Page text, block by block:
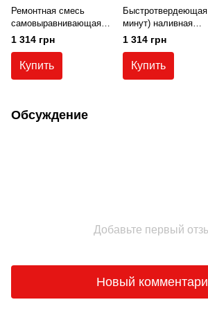
Ремонтная смесь
самовыравнивающаяся
Teknogrout EX
1 314 грн
Купить
минут) наливная
ремонтная смесь
Teknogrout Rapid (25
1 314 грн
Купить
Обсуждение
Добавьте первый
Новый